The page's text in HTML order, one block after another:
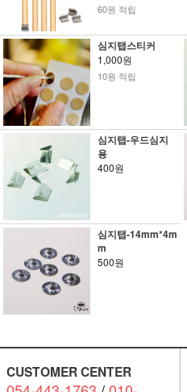
60원 적립
심지탭스티커
1,000원
10원 적립
심지탭-우드심지
용
400원
심지탭-14mm*4m
m
500원
CUSTOMER CENTER